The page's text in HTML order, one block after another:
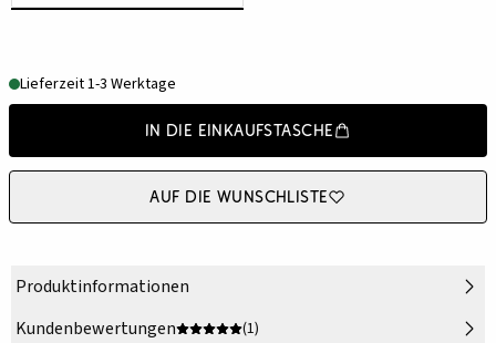
Lieferzeit 1-3 Werktage
In die Einkaufstasche
Auf die Wunschliste
Produktinformationen
Kundenbewertungen
(1)